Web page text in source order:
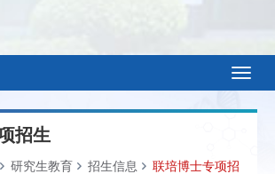
招生
研究生教育 招生信息
联培博士专项招